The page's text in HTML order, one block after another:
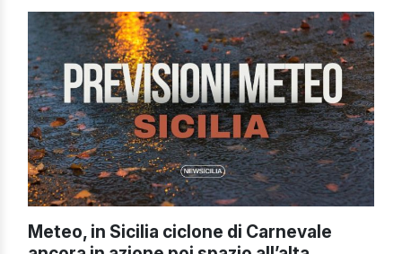
Meteo, in Sicilia ciclone di Carnevale